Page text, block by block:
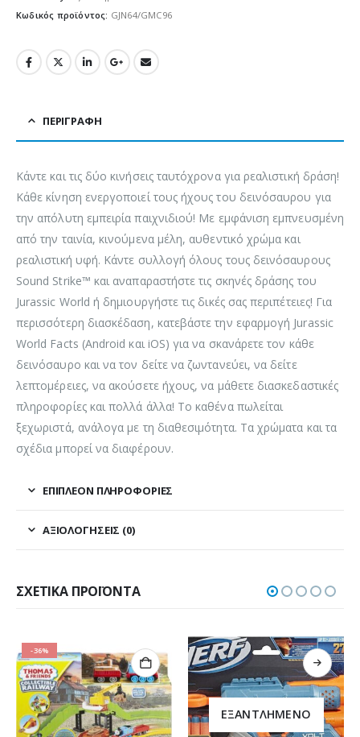
Κωδικός προϊόντος: GJN64/GMC96
ΠΕΡΙΓΡΑΦΉ
Κάντε και τις δύο κινήσεις ταυτόχρονα για ρεαλιστική δράση!
Κάθε κίνηση ενεργοποιεί τους ήχους του δεινόσαυρου για
την απόλυτη εμπειρία παιχνιδιού! Με εμφάνιση εμπνευσμένη
από την ταινία, κινούμενα μέλη, αυθεντικό χρώμα και
ρεαλιστική υφή. Κάντε συλλογή όλους τους δεινόσαυρους
Sound Strike™ και αναπαραστήστε τις σκηνές δράσης του
Jurassic World ή δημιουργήστε τις δικές σας περιπέτειες! Για
περισσότερη διασκέδαση, κατεβάστε την εφαρμογή Jurassic
World Facts (Android και iOS) για να σκανάρετε τον κάθε
δεινόσαυρο και να τον δείτε να ζωντανεύει, να δείτε
λεπτομέρειες, να ακούσετε ήχους, να μάθετε διασκεδαστικές
πληροφορίες και πολλά άλλα! Το καθένα πωλείται
ξεχωριστά, ανάλογα με τη διαθεσιμότητα. Τα χρώματα και τα
σχέδια μπορεί να διαφέρουν.
ΕΠΙΠΛΈΟΝ ΠΛΗΡΟΦΟΡΊΕΣ
ΑΞΙΟΛΟΓΉΣΕΙΣ (0)
ΣΧΕΤΙΚΆ ΠΡΟΪΌΝΤΑ
-36%
ΕΞΑΝΤΛΗΜΈΝΟ